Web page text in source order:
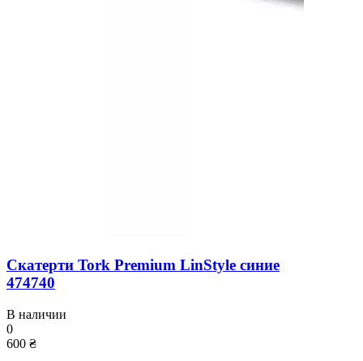
Скатерти Tork Premium LinStyle синие
474740
В наличии
0
600 ₴